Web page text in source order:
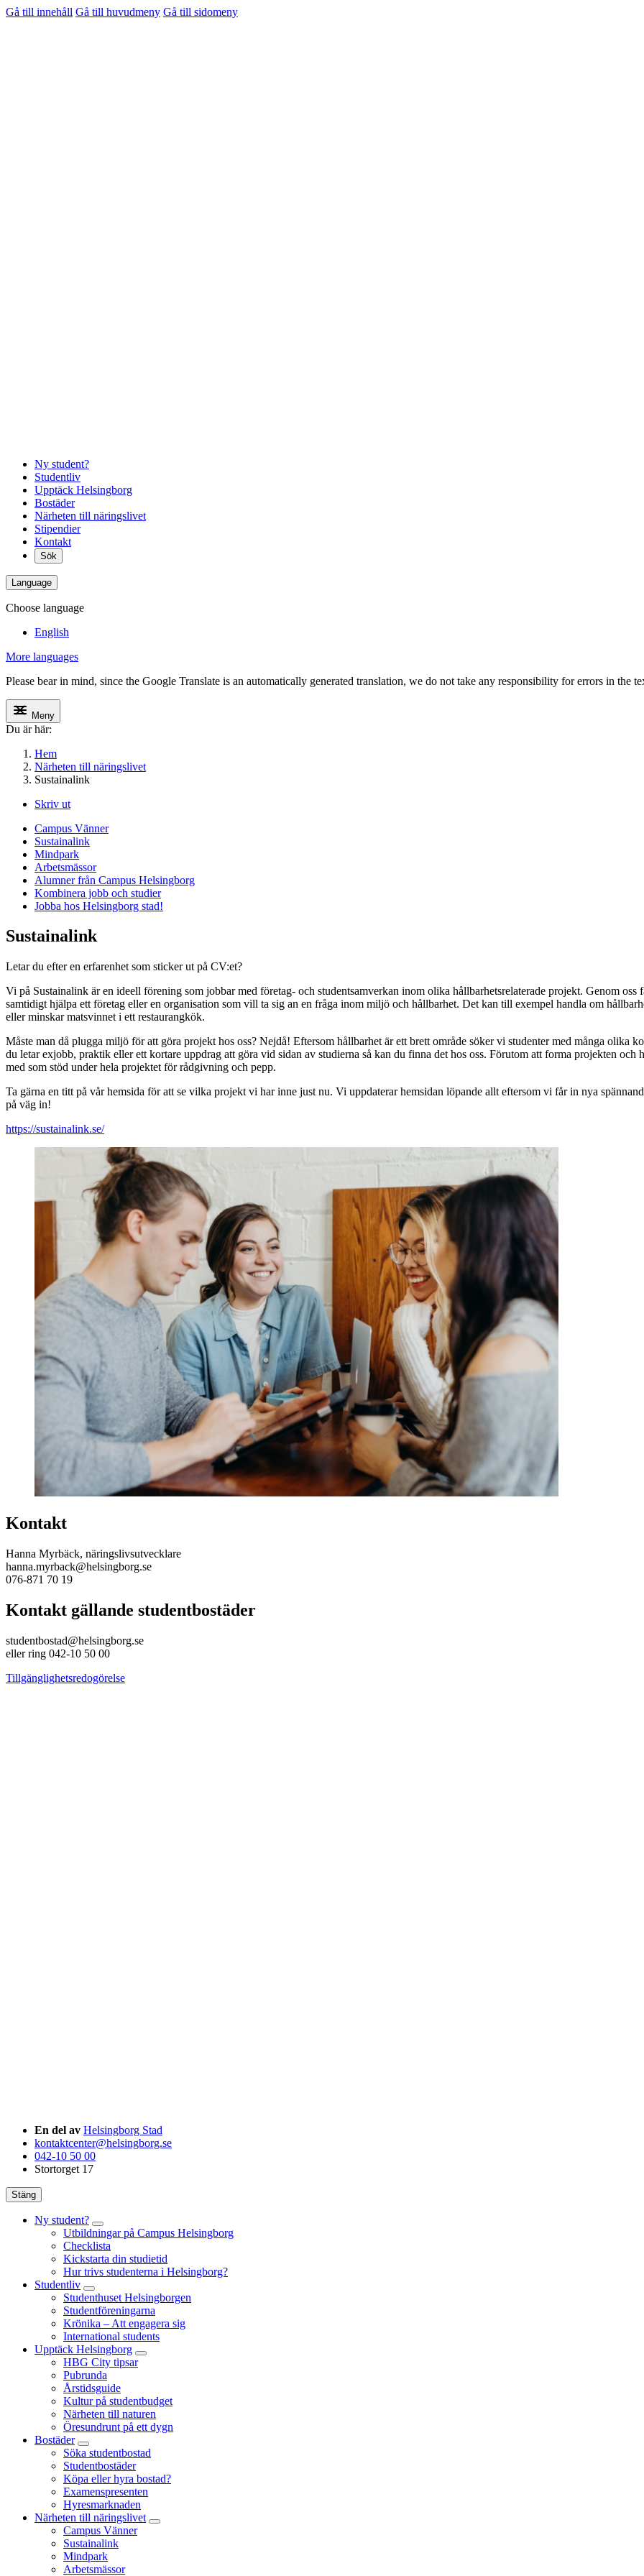
Gå till innehåll Gå till huvudmeny Gå till sidomeny
Ny student?
Studentliv
Upptäck Helsingborg
Bostäder
Närheten till näringslivet
Stipendier
Kontakt
Sök
Language
Choose language
English
More languages
Please bear in mind, since the Google Translate is an automatically generated translation, we do not take any responsibility for errors in the
Meny
Du är här:
Hem
Närheten till näringslivet
Sustainalink
Skriv ut
Campus Vänner
Sustainalink
Mindpark
Arbetsmässor
Alumner från Campus Helsingborg
Kombinera jobb och studier
Jobba hos Helsingborg stad!
Sustainalink
Letar du efter en erfarenhet som sticker ut på CV:et?
Vi på Sustainalink är en ideell förening som jobbar med företag- och studentsamverkan inom olika hållbarhetsrelaterade projekt. Genom
samtidigt hjälpa ett företag eller en organisation som vill ta sig an en fråga inom miljö och hållbarhet. Det kan till exempel handla om
eller minskar matsvinnet i ett restaurangkök.
Måste man då plugga miljö för att göra projekt hos oss? Nejdå! Eftersom hållbarhet är ett brett område söker vi studenter med många olika
du letar exjobb, praktik eller ett kortare uppdrag att göra vid sidan av studierna så kan du finna det hos oss. Förutom att forma projekten
med som stöd under hela projektet för rådgivning och pepp.
Ta gärna en titt på vår hemsida för att se vilka projekt vi har inne just nu. Vi uppdaterar hemsidan löpande allt eftersom vi får in nya
på väg in!
https://sustainalink.se/
Kontakt
Hanna Myrbäck, näringslivsutvecklare
hanna.myrback@helsingborg.se
076-871 70 19
Kontakt gällande studentbostäder
studentbostad@helsingborg.se
eller ring 042-10 50 00
Tillgänglighetsredogörelse
En del av Helsingborg Stad
kontaktcenter@helsingborg.se
042-10 50 00
Stortorget 17
Stäng
Ny student?
Utbildningar på Campus Helsingborg
Checklista
Kickstarta din studietid
Hur trivs studenterna i Helsingborg?
Studentliv
Studenthuset Helsingborgen
Studentföreningarna
Krönika – Att engagera sig
International students
Upptäck Helsingborg
HBG City tipsar
Pubrunda
Årstidsguide
Kultur på studentbudget
Närheten till naturen
Öresundrunt på ett dygn
Bostäder
Söka studentbostad
Studentbostäder
Köpa eller hyra bostad?
Examenspresenten
Hyresmarknaden
Närheten till näringslivet
Campus Vänner
Sustainalink
Mindpark
Arbetsmässor